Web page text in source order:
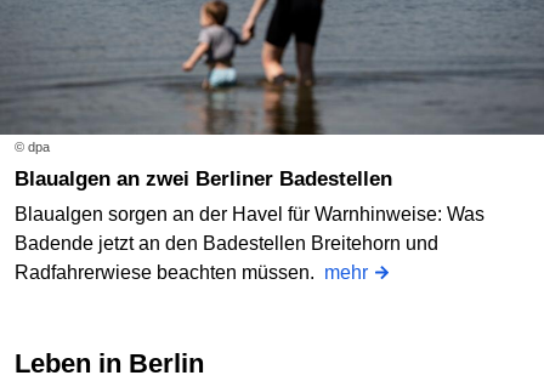
© dpa
Blaualgen an zwei Berliner Badestellen
Blaualgen sorgen an der Havel für Warnhinweise: Was
Badende jetzt an den Badestellen Breitehorn und
Radfahrerwiese beachten müssen. mehr
Leben in Berlin